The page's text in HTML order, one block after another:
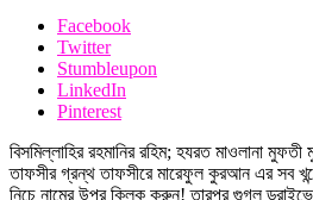
Facebook
Twitter
Stumbleupon
LinkedIn
Pinterest
বিসমিল্লাহির রহমানির রহিম; হযরত মাওলানা মুফতী
তাফসীর গ্রন্থ তাফসীরে মারেফুল কুরআন এর সব
নিচে নামের উপর ক্লিক করুন! তারপর গুগল